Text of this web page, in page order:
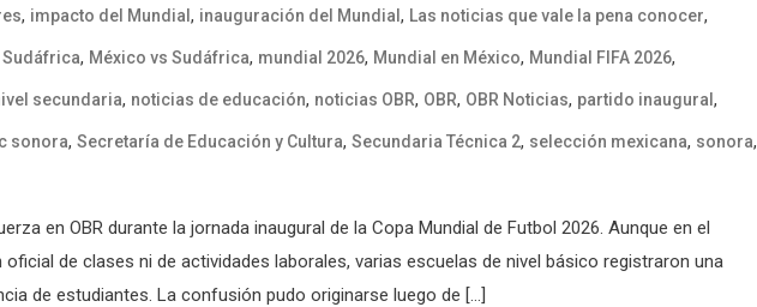
, impacto del Mundial, inauguración del Mundial, Las noticias que vale la pena conocer,
Sudáfrica, México vs Sudáfrica, mundial 2026, Mundial en México, Mundial FIFA 2026,
secundaria, noticias de educación, noticias OBR, OBR, OBR Noticias, partido inaugural,
sonora, Secretaría de Educación y Cultura, Secundaria Técnica 2, selección mexicana, sonora,
en OBR durante la jornada inaugural de la Copa Mundial de Futbol 2026. Aunque en el
de clases ni de actividades laborales, varias escuelas de nivel básico registraron una
de estudiantes. La confusión pudo originarse luego de […]